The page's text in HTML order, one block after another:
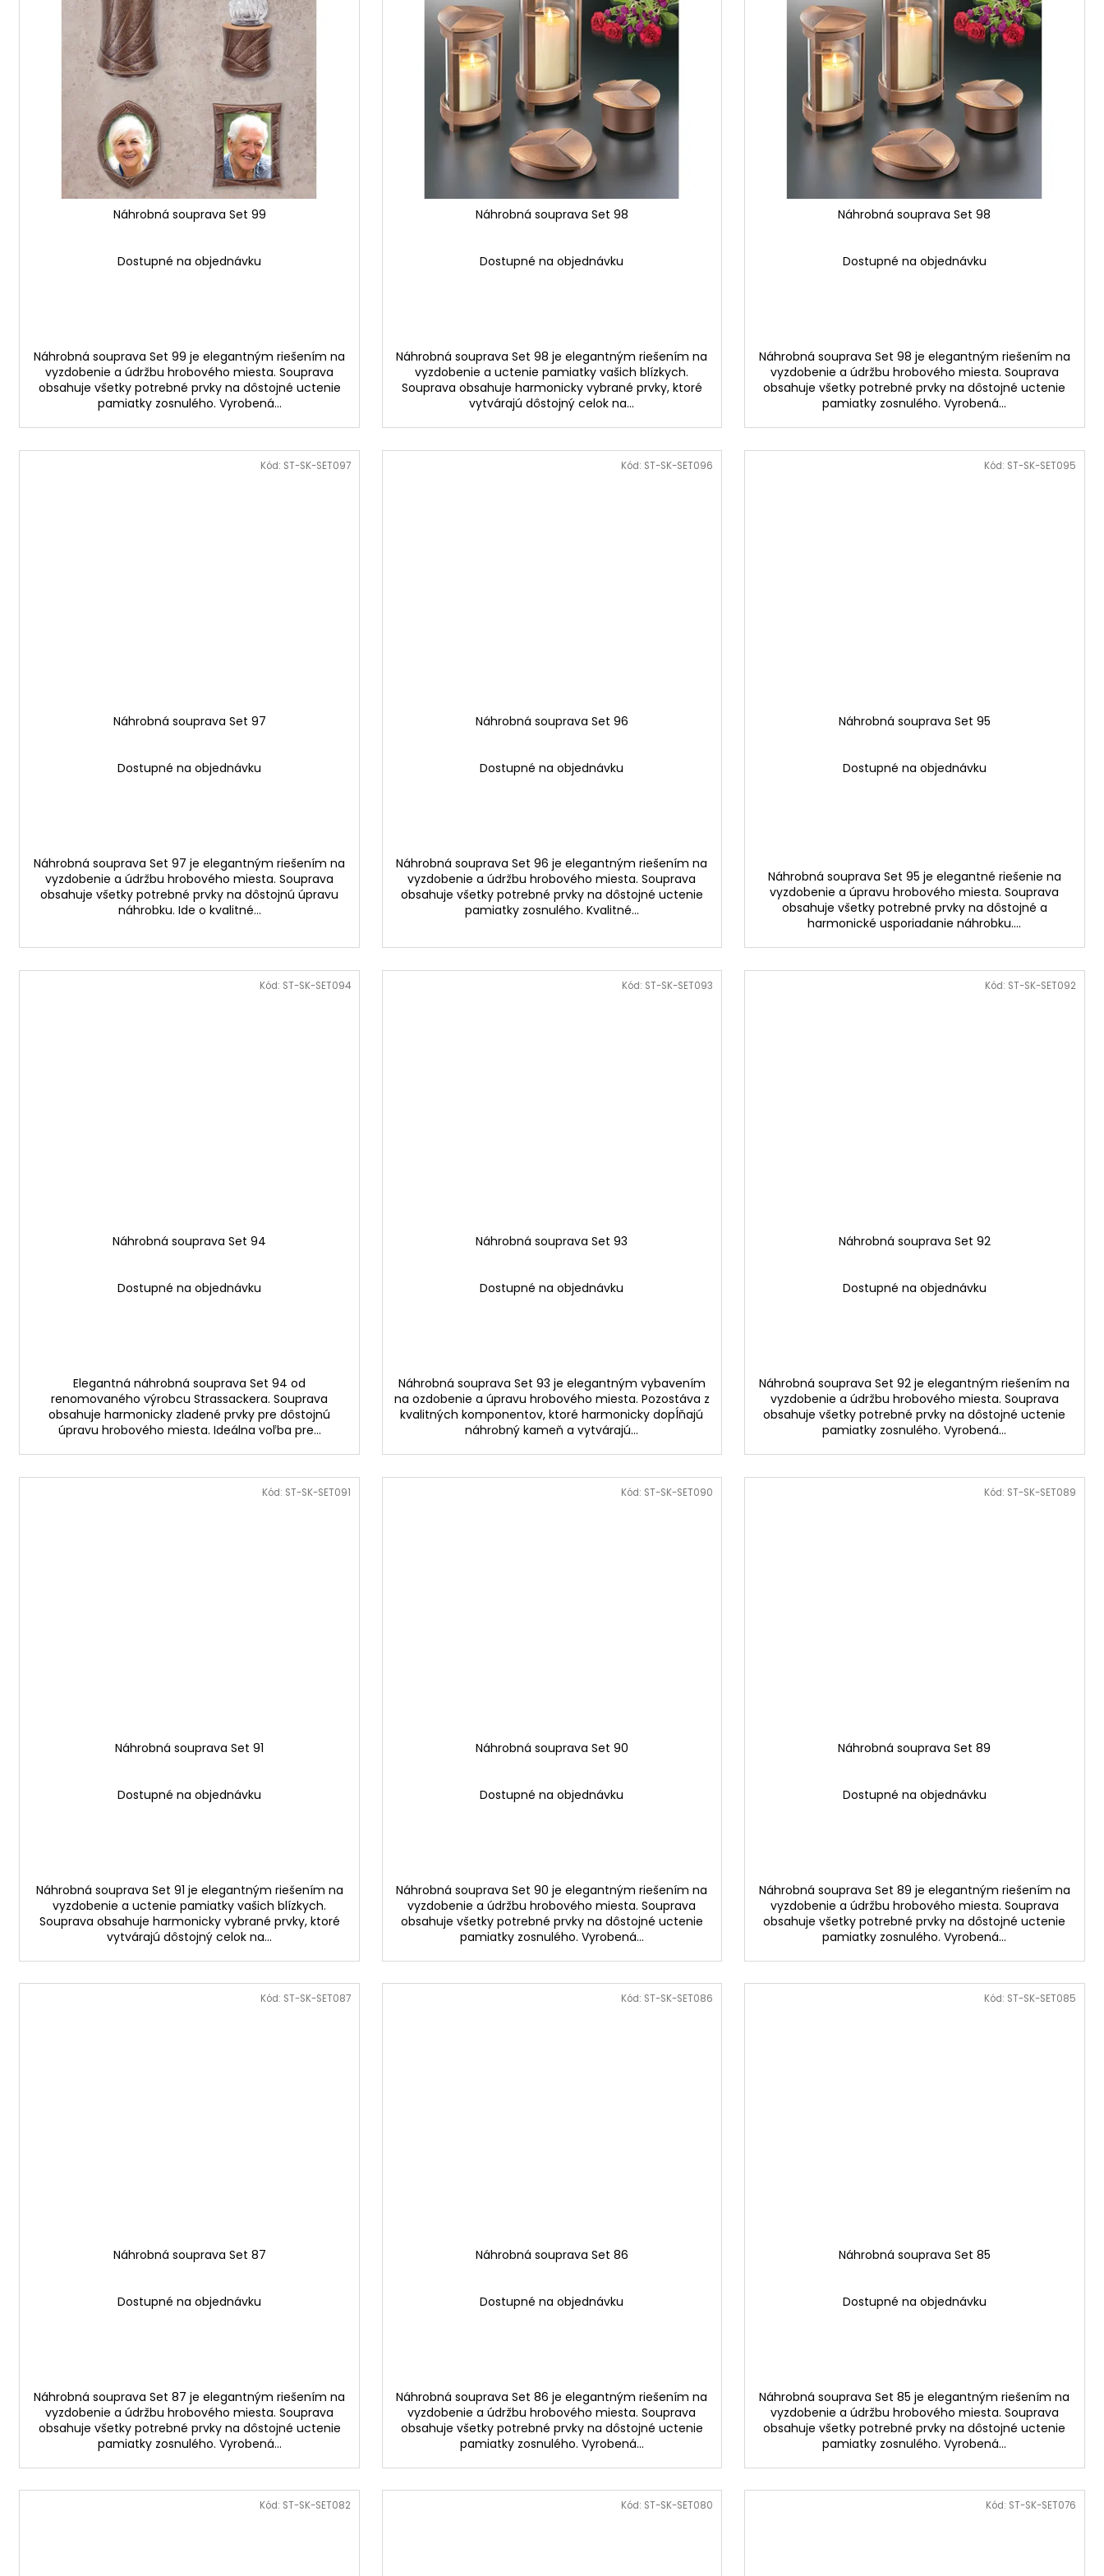
Náhrobná souprava Set 99
Dostupné na objednávku
Náhrobná souprava Set 99 je elegantným riešením na
vyzdobenie a údržbu hrobového miesta. Souprava
obsahuje všetky potrebné prvky na dôstojné uctenie
pamiatky zosnulého. Vyrobená...
Náhrobná souprava Set 98
Dostupné na objednávku
Náhrobná souprava Set 98 je elegantným riešením na
vyzdobenie a uctenie pamiatky vašich blízkych.
Souprava obsahuje harmonicky vybrané prvky, ktoré
vytvárajú dôstojný celok na...
Náhrobná souprava Set 98
Dostupné na objednávku
Náhrobná souprava Set 98 je elegantným riešením na
vyzdobenie a údržbu hrobového miesta. Souprava
obsahuje všetky potrebné prvky na dôstojné uctenie
pamiatky zosnulého. Vyrobená...
Náhrobná souprava Set 97
Dostupné na objednávku
Náhrobná souprava Set 97 je elegantným riešením na
vyzdobenie a údržbu hrobového miesta. Souprava
obsahuje všetky potrebné prvky na dôstojnú úpravu
náhrobku. Ide o kvalitné...
Kód: ST-SK-SET097
Náhrobná souprava Set 96
Dostupné na objednávku
Náhrobná souprava Set 96 je elegantným riešením na
vyzdobenie a údržbu hrobového miesta. Souprava
obsahuje všetky potrebné prvky na dôstojné uctenie
pamiatky zosnulého. Kvalitné...
Kód: ST-SK-SET096
Náhrobná souprava Set 95
Dostupné na objednávku
Náhrobná souprava Set 95 je elegantné riešenie na
vyzdobenie a úpravu hrobového miesta. Souprava
obsahuje všetky potrebné prvky na dôstojné a
harmonické usporiadanie náhrobku....
Kód: ST-SK-SET095
Náhrobná souprava Set 94
Dostupné na objednávku
Elegantná náhrobná souprava Set 94 od
renomovaného výrobcu Strassackera. Souprava
obsahuje harmonicky zladené prvky pre dôstojnú
úpravu hrobového miesta. Ideálna voľba pre...
Kód: ST-SK-SET094
Náhrobná souprava Set 93
Dostupné na objednávku
Náhrobná souprava Set 93 je elegantným vybavením
na ozdobenie a úpravu hrobového miesta. Pozostáva z
kvalitných komponentov, ktoré harmonicky dopĺňajú
náhrobný kameň a vytvárajú...
Kód: ST-SK-SET093
Náhrobná souprava Set 92
Dostupné na objednávku
Náhrobná souprava Set 92 je elegantným riešením na
vyzdobenie a údržbu hrobového miesta. Souprava
obsahuje všetky potrebné prvky na dôstojné uctenie
pamiatky zosnulého. Vyrobená...
Kód: ST-SK-SET092
Náhrobná souprava Set 91
Dostupné na objednávku
Náhrobná souprava Set 91 je elegantným riešením na
vyzdobenie a uctenie pamiatky vašich blízkych.
Souprava obsahuje harmonicky vybrané prvky, ktoré
vytvárajú dôstojný celok na...
Kód: ST-SK-SET091
Náhrobná souprava Set 90
Dostupné na objednávku
Náhrobná souprava Set 90 je elegantným riešením na
vyzdobenie a údržbu hrobového miesta. Souprava
obsahuje všetky potrebné prvky na dôstojné uctenie
pamiatky zosnulého. Vyrobená...
Kód: ST-SK-SET090
Náhrobná souprava Set 89
Dostupné na objednávku
Náhrobná souprava Set 89 je elegantným riešením na
vyzdobenie a údržbu hrobového miesta. Souprava
obsahuje všetky potrebné prvky na dôstojné uctenie
pamiatky zosnulého. Vyrobená...
Kód: ST-SK-SET089
Náhrobná souprava Set 87
Dostupné na objednávku
Náhrobná souprava Set 87 je elegantným riešením na
vyzdobenie a údržbu hrobového miesta. Souprava
obsahuje všetky potrebné prvky na dôstojné uctenie
pamiatky zosnulého. Vyrobená...
Kód: ST-SK-SET087
Náhrobná souprava Set 86
Dostupné na objednávku
Náhrobná souprava Set 86 je elegantným riešením na
vyzdobenie a údržbu hrobového miesta. Souprava
obsahuje všetky potrebné prvky na dôstojné uctenie
pamiatky zosnulého. Vyrobená...
Kód: ST-SK-SET086
Náhrobná souprava Set 85
Dostupné na objednávku
Náhrobná souprava Set 85 je elegantným riešením na
vyzdobenie a údržbu hrobového miesta. Souprava
obsahuje všetky potrebné prvky na dôstojné uctenie
pamiatky zosnulého. Vyrobená...
Kód: ST-SK-SET085
Kód: ST-SK-SET082 Kód: ST-SK-SET080 Kód: ST-SK-SET076